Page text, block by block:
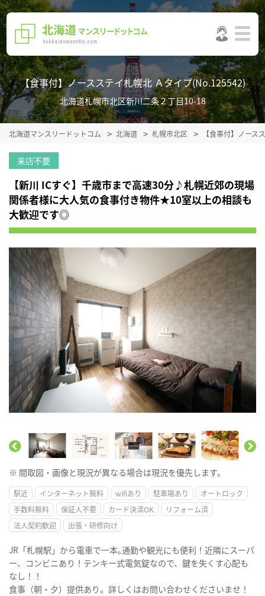
【食事付】ノースステイ札幌北 Ａタイプ(No.125542)
北海道札幌市北区新川二条２丁目10-18
北海道マンスリードットコム 北海道 札幌市北区 【食事付】ノース
来店不要
【新川 ICすぐ】千歳市まで高速30分♪札幌近郊の現場
関係者様に大人気の食事付き物件★10室以上の相談も
大歓迎です◎
※ 間取図・画像と現況が異なる場合は現況を優先します。
駅近 インターネット無料 wifiあり 駐車場あり
オートロック
手数料無料
保証人不要 カード決済OK
リフォーム済
法人契約歓迎
出張・研修向け
JR「札幌駅」から電車で一本｡通勤や観光にも便利！近隣にスーパ
ー、コンビニあり！テンキー式電気錠なので、鍵を失くす心配も
なし！！
食事（朝・夕）提供あり。詳しくはお問い合わせくださいませ！